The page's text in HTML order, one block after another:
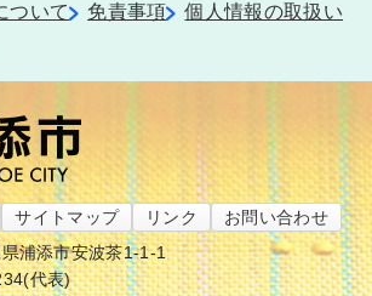
ついて 免責事項
個人情報の取扱い
サイトマップ リンク
お問い合わせ
浦添市安波茶1-1-1
代表)